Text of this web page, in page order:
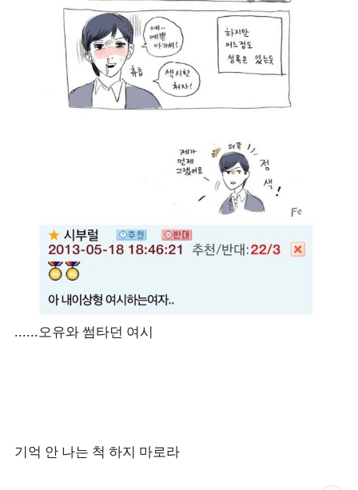
......오유와 썸타던 여시
기억 안 나는 척 하지 마로라